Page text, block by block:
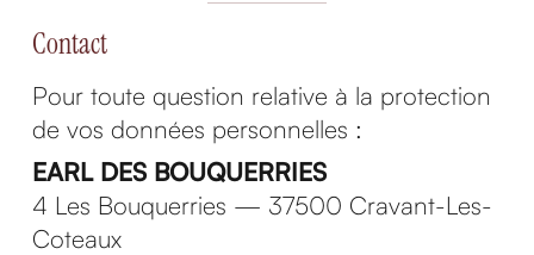
Contact
Pour toute question relative à la protection
de vos données personnelles :
EARL DES BOUQUERRIES
4 Les Bouquerries — 37500 Cravant-Les-
Coteaux